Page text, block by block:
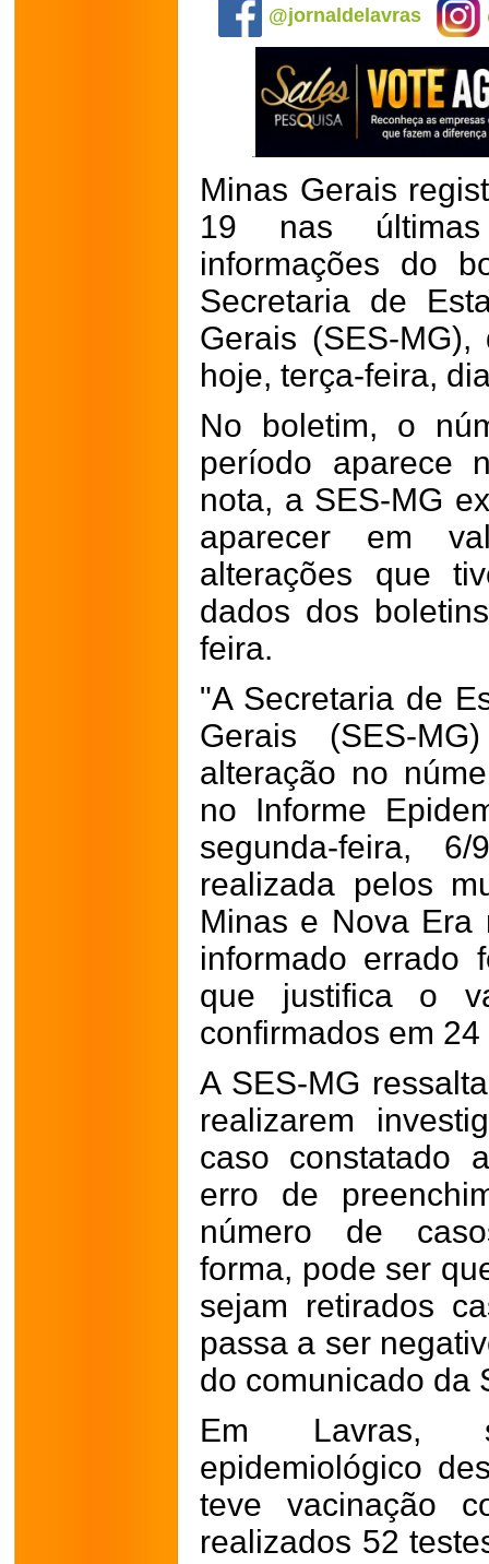
@jornaldelavras
Minas Gerais
19 nas
informações do
Secretaria de
Gerais (SES-
hoje, terça-feira,
No boletim, o
período aparece
nota, a SES-MG
aparecer em
alterações que
dados dos
feira.
"A Secretaria de
Gerais (SES-
alteração no
no Informe
segunda-feira,
realizada pelos
Minas e Nova Era
informado errado
que justifica o
confirmados em
A SES-MG
realizarem
caso constatado
erro de
número de
forma, pode ser
sejam retirados
passa a ser
do comunicado da
Em Lavras,
epidemiológico
teve vacinação
realizados 52